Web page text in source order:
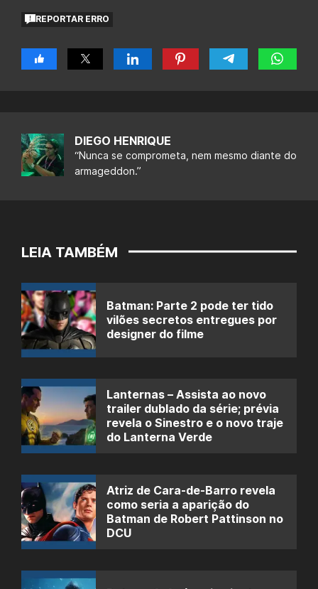
REPORTAR ERRO
DIEGO HENRIQUE
“Nunca se comprometa, nem mesmo diante do
armageddon.”
LEIA TAMBÉM
Batman: Parte 2 pode ter tido
vilões secretos entregues por
designer do filme
Lanternas – Assista ao novo
trailer dublado da série; prévia
revela o Sinestro e o novo traje
do Lanterna Verde
Atriz de Cara-de-Barro revela
como seria a aparição do
Batman de Robert Pattinson no
DCU